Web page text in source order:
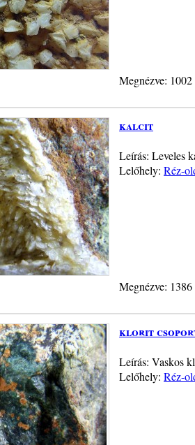
Megnézve:
kalcit
Leírás: Leveles
Lelőhely: Réz-
Megnézve:
klorit
Leírás: Vaskos
Lelőhely: Réz-